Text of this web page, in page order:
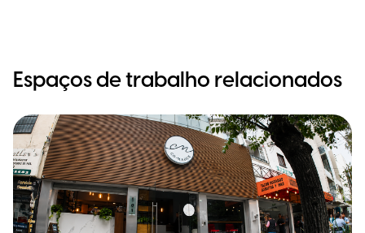
Espaços de trabalho relacionados